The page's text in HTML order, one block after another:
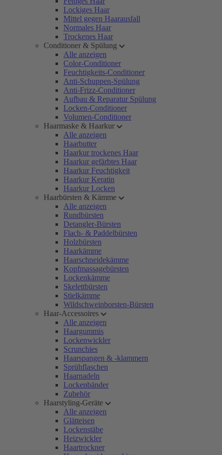
Lockiges Haar
Mittel gegen Haarausfall
Normales Haar
Trockenes Haar
Conditioner & Spülung
Alle anzeigen
Color-Conditioner
Feuchtigkeits-Conditioner
Anti-Schuppen-Spülung
Anti-Frizz-Conditioner
Aufbau & Reparatur Spülung
Locken-Conditioner
Volumen-Conditioner
Haarmaske & Haarkur
Alle anzeigen
Haarbutter
Haarkur trockenes Haar
Haarkur gefärbtes Haar
Haarkur Feuchtigkeit
Haarkur Keratin
Haarkur Locken
Haarbürsten & Kämme
Alle anzeigen
Rundbürsten
Detangler-Bürsten
Flach- & Paddelbürsten
Holzbürsten
Haarkämme
Haarschneidekämme
Kopfmassagebürsten
Lockenkämme
Skelettbürsten
Stielkämme
Wildschweinborsten-Bürsten
Haar-Accessoires
Alle anzeigen
Haargummis
Lockenwickler
Scrunchies
Haarspangen & -klammern
Sprühflaschen
Haarnadeln
Lockenbänder
Zubehör
Haarstyling-Geräte
Alle anzeigen
Glätteisen
Lockenstäbe
Heizwickler
Haartrockner